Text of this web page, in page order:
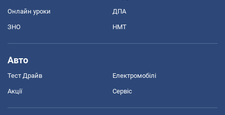
Онлайн уроки ДПА
ЗНО НМТ
Авто
Тест Драйв Електромобілі
Акції Сервіс